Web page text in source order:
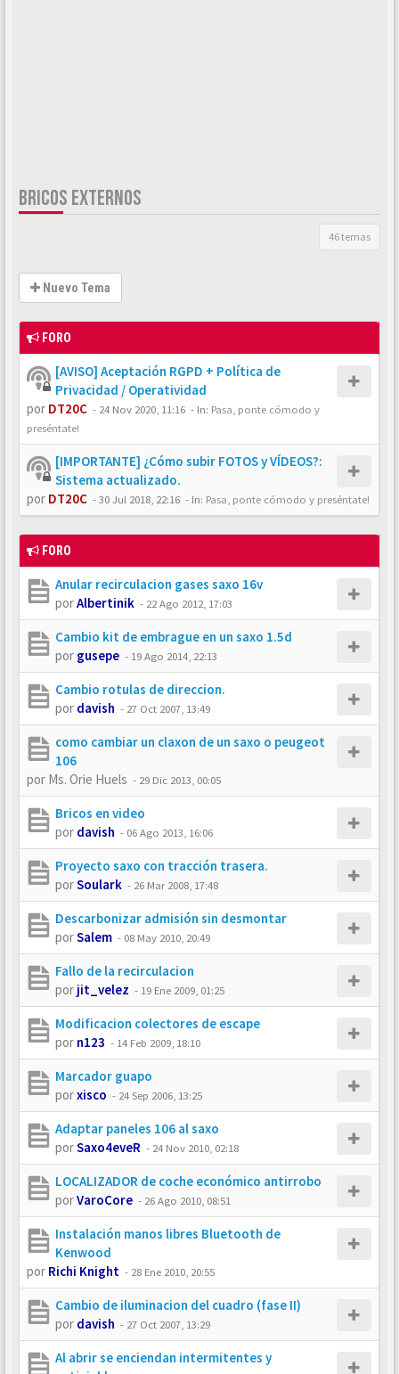
BRICOS EXTERNOS
46 temas
Nuevo Tema
FORO
[AVISO] Aceptación RGPD + Política de
Privacidad / Operatividad
por DT20C - 24 Nov 2020, 11:16 - In: Pasa, ponte cómodo y
preséntate!
[IMPORTANTE] ¿Cómo subir FOTOS y VÍDEOS?:
Sistema actualizado.
por DT20C -30 Jul 2018, 22:16 - In: Pasa, ponte cómodo y preséntate!
FORO
Anular recirculacion gases saxo 16v
porAlbertinik - 22 Ago 2012, 17:03
Cambio kit de embrague en un saxo 1.5d
por gusepe - 19 Ago 2014, 22:13
Cambio rotulas de direccion.
por davish - 27 Oct 2007, 13:49
como cambiar un claxon de un saxo o peugeot
106
por Ms. Orie Huels - 29 Dic 2013, 00:05
Bricos en video
por davish - 06 Ago 2013, 16:06
Proyecto saxo con tracción trasera.
porSoulark - 26 Mar 2008, 17:48
Descarbonizar admisión sin desmontar
porSalem - 08 May 2010, 20:49
Fallo de la recirculacion
por jit_velez - 19 Ene 2009, 01:25
Modificacion colectores de escape
por n123 - 14 Feb 2009, 18:10
Marcador guapo
porxisco - 24 Sep 2006, 13:25
Adaptar paneles 106 al saxo
porSaxo4eveR - 24 Nov 2010, 02:18
LOCALIZADOR de coche económico antirrobo
porVaroCore - 26 Ago 2010, 08:51
Instalación manos libres Bluetooth de
Kenwood
por Richi Knight - 28 Ene 2010, 20:55
Cambio de iluminacion del cuadro (fase II)
por davish - 27 Oct 2007, 13:29
Al abrir se enciendan intermitentes y